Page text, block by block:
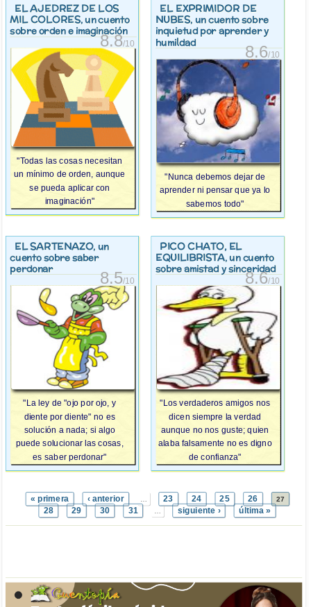
EL AJEDREZ DE LOS
MIL COLORES, un cuento
sobre orden e imaginación
8.8/10
"Todas las cosas necesitan
un mínimo de orden, aunque
se pueda aplicar con
imaginación"
EL EXPRIMIDOR DE
NUBES, un cuento sobre
inquietud por aprender y
humildad
8.6/10
"Nunca debemos dejar de
aprender ni pensar que ya lo
sabemos todo"
EL SARTENAZO, un
cuento sobre saber
perdonar
8.5/10
"La ley de "ojo por ojo, y
diente por diente" no es
solución a nada; si algo
puede solucionar las cosas,
es saber perdonar"
PICO CHATO, EL
EQUILIBRISTA, un cuento
sobre amistad y sinceridad
8.6/10
"Los verdaderos amigos nos
dicen siempre la verdad
aunque no nos guste; quien
alaba falsamente no es digno
de confianza"
« primera ‹ anterior 23 24 25 26 27
28 29 30 31 siguiente › última »